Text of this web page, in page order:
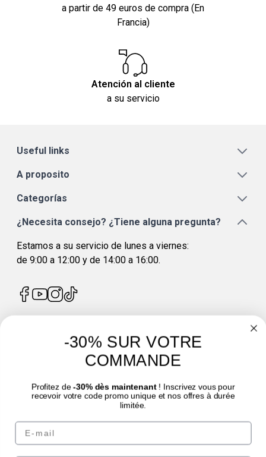
a partir de 49 euros de compra (En
Francia)
Atención al cliente
a su servicio
Useful links
A proposito
Categorías
¿Necesita consejo? ¿Tiene alguna pregunta?
Estamos a su servicio de lunes a viernes:
de 9:00 a 12:00 y de 14:00 a 16:00.
4.7/5
© Laboratoire des GRANIONS 2026 | Pago seguro | *Norma AFNOR NF EN 17444.
-30% SUR VOTRE
COMMANDE
Profitez de -30% dès maintenant! Inscrivez vous pour
recevoir votre code promo unique et nos offres à durée
limitée.
Email